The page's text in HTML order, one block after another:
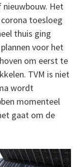
nieuwbouw. Het
toesloeg
thuis ging
voor het
om eerst te
TVM is niet
wordt
momenteel
gaat om de